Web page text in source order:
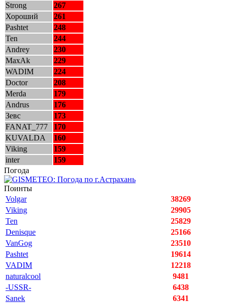
Strong
267
Хороший
261
Pashtet
248
Ten
244
Andrey
230
MaxAk
229
WADIM
224
Doctor
208
Merda
179
Andrus
176
Зевс
173
FANAT_777
170
KUVALDA
160
Viking
159
inter
159
Погода
Поинты
Volgar
38269
Viking
29905
Ten
25829
Denisque
25166
VanGog
23510
Pashtet
19614
VADIM
12218
naturalcool
9481
-USSR-
6438
Sanek
6341